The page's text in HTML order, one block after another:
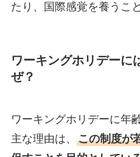
たり、国際感覚を養うこ
ワーキングホリデーに
ぜ？
ワーキングホリデーに年
主な理由は、 この制度が